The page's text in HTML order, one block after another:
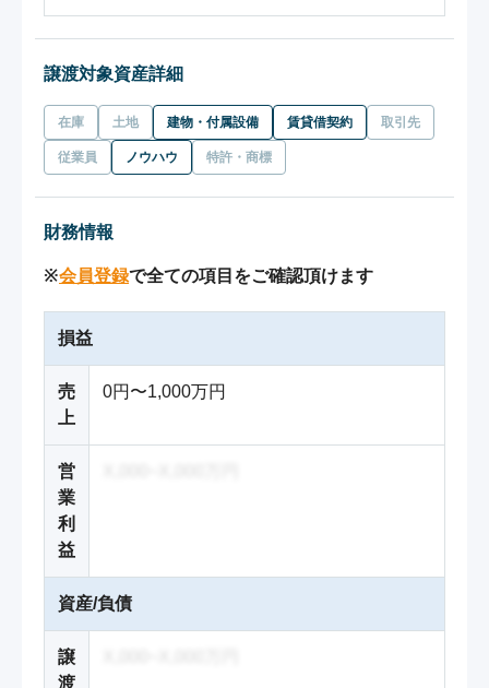
譲渡対象資産詳細
在庫 土地 建物・付属設備 賃貸借契約 取引先
従業員 ノウハウ 特許・商標
財務情報
※会員登録で全ての項目をご確認頂けます
損益
売
上
0円〜1,000万円
営
業
利
益
資産/負債
譲
渡